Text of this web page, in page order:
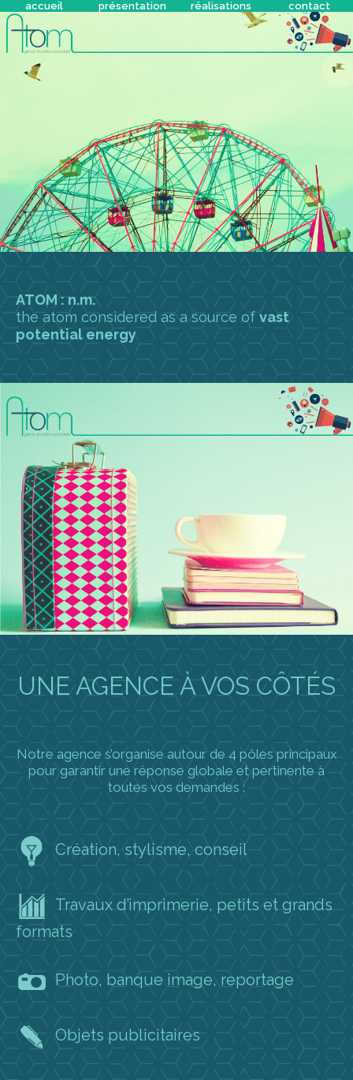
ATOM : n.m.
the atom considered as a source of vast
potential energy
UNE AGENCE À VOS CÔTÉS
Notre agence s’organise autour de 4 pôles principaux
pour garantir une réponse globale et pertinente à
toutes vos demandes :
Création, stylisme, conseil
Travaux d’imprimerie, petits et grands
formats
Photo, banque image, reportage
Objets publicitaires
accueil présentation réalisations contact